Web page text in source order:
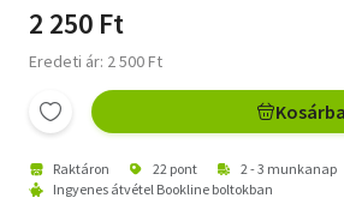
2 250 Ft
Eredeti ár: 2 500 Ft
Kosárba
Raktáron 22 pont
2 - 3 munkanap
Ingyenes átvétel Bookline boltokban